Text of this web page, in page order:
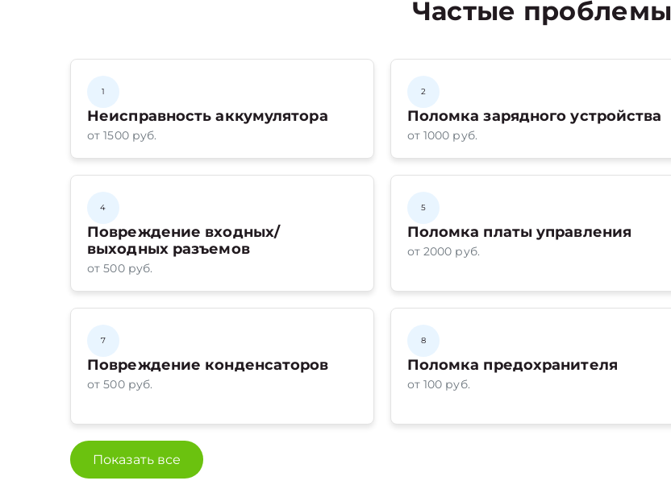
Частые проблемы
1
Неисправность аккумулятора
от 1500 руб.
2
Поломка зарядного устройства
от 1000 руб.
4
Повреждение входных/
выходных разъемов
от 500 руб.
5
Поломка платы управления
от 2000 руб.
7
Повреждение конденсаторов
от 500 руб.
8
Поломка предохранителя
от 100 руб.
Показать все